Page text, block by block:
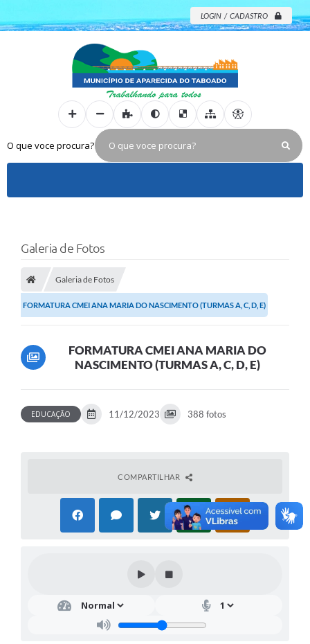
LOGIN / CADASTRO
O que voce procura?
Galeria de Fotos
Galeria de Fotos
FORMATURA CMEI ANA MARIA DO NASCIMENTO (TURMAS A, C, D, E)
FORMATURA CMEI ANA MARIA DO
NASCIMENTO (TURMAS A, C, D, E)
EDUCAÇÃO 11/12/2023 388 fotos
COMPARTILHAR